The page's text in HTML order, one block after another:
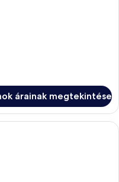
árainak megtekintése
háromágyas szoba |